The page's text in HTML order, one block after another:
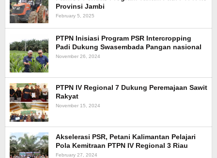
Provinsi Jambi
February 5, 2025
PTPN Inisiasi Program PSR Intercropping
Padi Dukung Swasembada Pangan nasional
November 26, 2024
PTPN IV Regional 7 Dukung Peremajaan Sawit
Rakyat
November 15, 2024
Akselerasi PSR, Petani Kalimantan Pelajari
Pola Kemitraan PTPN IV Regional 3 Riau
February 27, 2024